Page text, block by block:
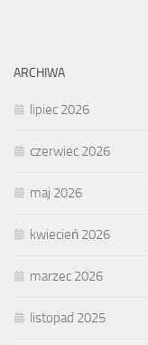
ARCHIWA
lipiec 2026
czerwiec 2026
maj 2026
kwiecień 2026
marzec 2026
listopad 2025